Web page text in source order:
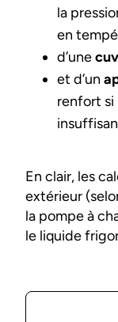
la
en
d’une
et d’un
renfort si
En clair, les
extérieur
la pompe à
le liquide